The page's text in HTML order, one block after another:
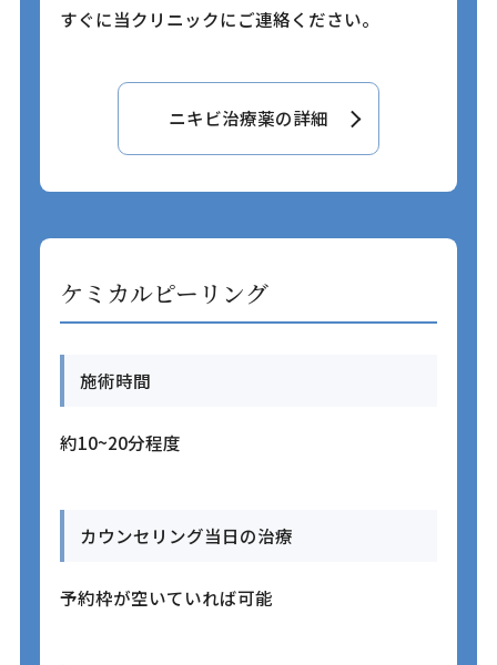
すぐに当クリニックにご連絡ください。
ニキビ治療薬の詳細
ケミカルピーリング
施術時間
約10~20分程度
カウンセリング当日の治療
予約枠が空いていれば可能